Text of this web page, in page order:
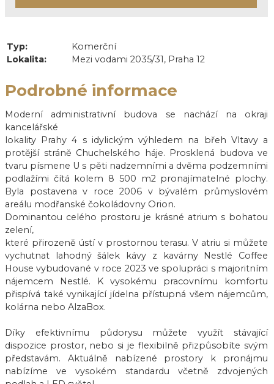
Typ:
Komerční
Lokalita:
Mezi vodami 2035/31, Praha 12
Podrobné informace
Moderní administrativní budova se nachází na okraji
kancelářské
lokality Prahy 4 s idylickým výhledem na břeh Vltavy a
protější stráně Chuchelského háje. Prosklená budova ve
tvaru písmene U s pěti nadzemními a dvěma podzemními
podlažími čítá kolem 8 500 m2 pronajímatelné plochy.
Byla postavena v roce 2006 v bývalém průmyslovém
areálu modřanské čokoládovny Orion.
Dominantou celého prostoru je krásné atrium s bohatou
zelení,
které přirozeně ústí v prostornou terasu. V atriu si můžete
vychutnat lahodný šálek kávy z kavárny Nestlé Coffee
House vybudované v roce 2023 ve spolupráci s majoritním
nájemcem Nestlé. K vysokému pracovnímu komfortu
přispívá také vynikající jídelna přístupná všem nájemcům,
kolárna nebo AlzaBox.
Díky efektivnímu půdorysu můžete využít stávající
dispozice prostor, nebo si je flexibilně přizpůsobíte svým
představám. Aktuálně nabízené prostory k pronájmu
nabízíme ve vysokém standardu včetně zdvojených